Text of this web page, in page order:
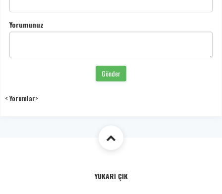
Yorumunuz
Gönder
< Yorumlar>
YUKARI ÇIK